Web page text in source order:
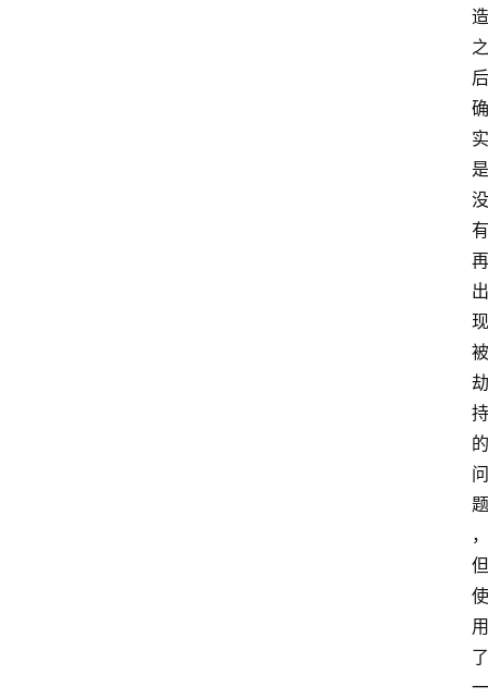
造
之
后
确
实
是
没
有
再
出
现
被
劫
持
的
问
题
，
但
使
用
了
一